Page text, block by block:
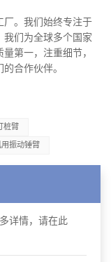
。我们始终专注于
们为全球多个国家
第一，注重细节，
合作伙伴。
桩臂
振动锤臂
详情，请在此